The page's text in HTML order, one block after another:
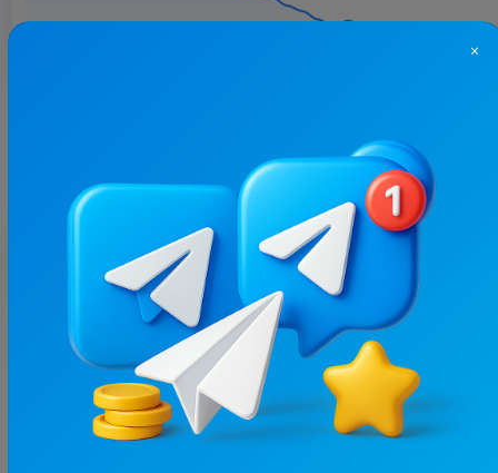
З цим каналом часто купують
55.8K/
10.9K
Файний Тернопіль | Новини Тернополя
Новини/ЗМІ, Регіональні
Ціна реклами
×